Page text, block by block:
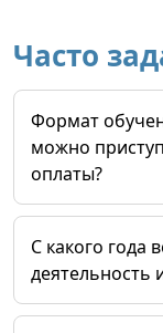
Часто
Формат
можно
оплаты?
C какого года
деятельность